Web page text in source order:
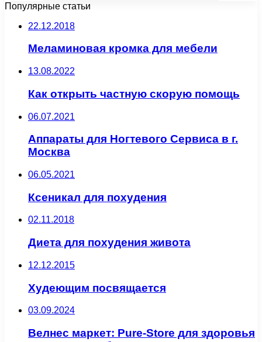
Популярные статьи
22.12.2018
Меламиновая кромка для мебели
13.08.2022
Как открыть частную скорую помощь
06.07.2021
Аппараты для Ногтевого Сервиса в г.
Москва
06.05.2021
Ксеникал для похудения
02.11.2018
Диета для похудения живота
12.12.2015
Худеющим посвящается
03.09.2024
Велнес маркет: Pure-Store для здоровья